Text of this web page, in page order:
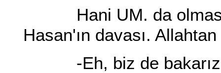
Hani UM. da
Hasan'ın davası.
-Eh, biz de